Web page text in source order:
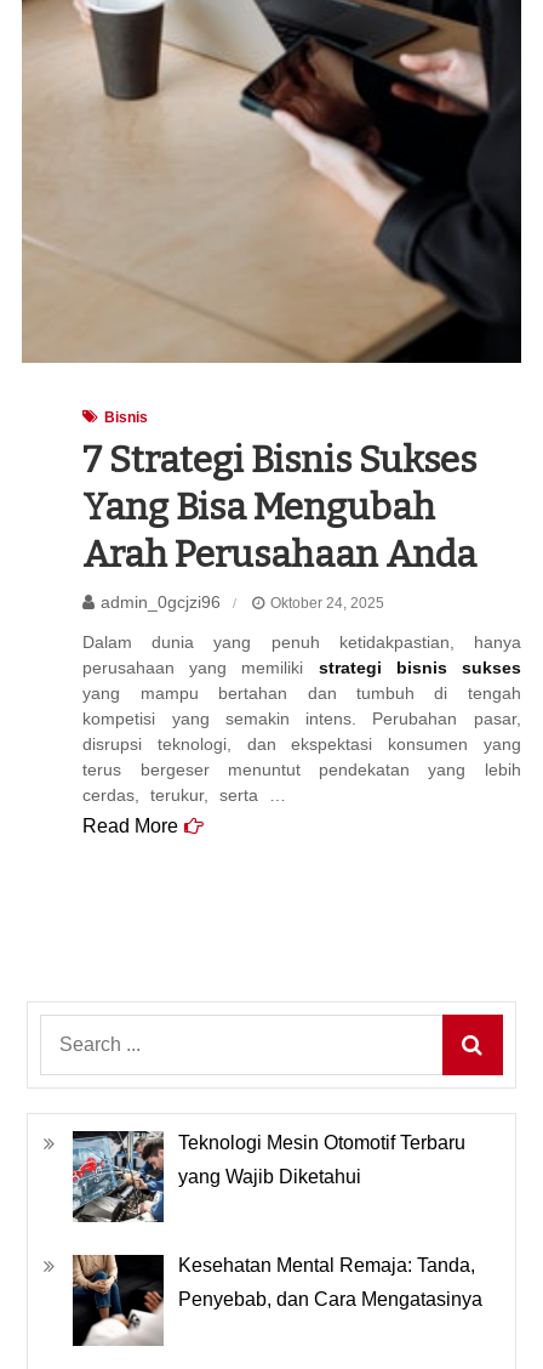
Bisnis
7 Strategi Bisnis Sukses
Yang Bisa Mengubah
Arah Perusahaan Anda
admin_0gcjzi96 Oktober 24, 2025
Dalam dunia yang penuh ketidakpastian, hanya
perusahaan yang memiliki strategi bisnis sukses
yang mampu bertahan dan tumbuh di tengah
kompetisi yang semakin intens. Perubahan pasar,
disrupsi teknologi, dan ekspektasi konsumen yang
terus bergeser menuntut pendekatan yang lebih
cerdas, terukur, serta …
Read More
Teknologi Mesin Otomotif Terbaru
yang Wajib Diketahui
Kesehatan Mental Remaja: Tanda,
Penyebab, dan Cara Mengatasinya